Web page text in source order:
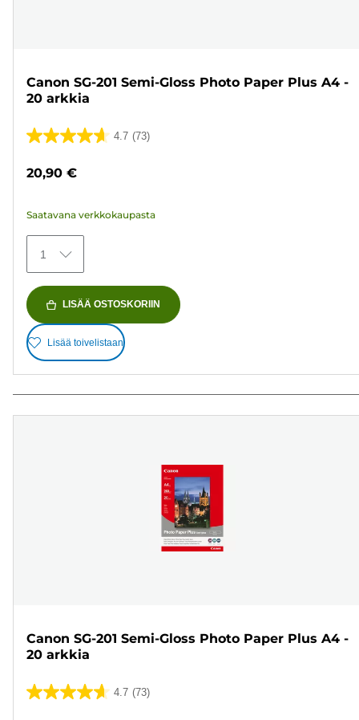
Canon SG-201 Semi-Gloss Photo Paper Plus A4 -
20 arkkia
4.7 (73)
4.7/5
73
20,90 €
Saatavana verkkokaupasta
1
LISÄÄ OSTOSKORIIN
Lisää toivelistaan
Canon SG-201 Semi-Gloss Photo Paper Plus A4 -
20 arkkia
4.7 (73)
4.7/5